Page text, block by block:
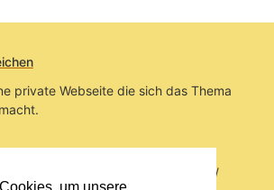
private Webseite die sich das Thema
auf https://www.bierkreiszeichen.at/